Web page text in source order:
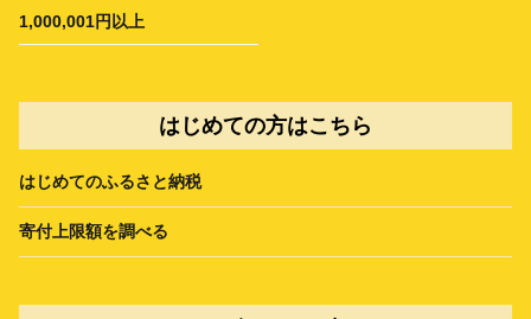
1,000,001円以上
はじめての方はこちら
はじめてのふるさと納税
寄付上限額を調べる